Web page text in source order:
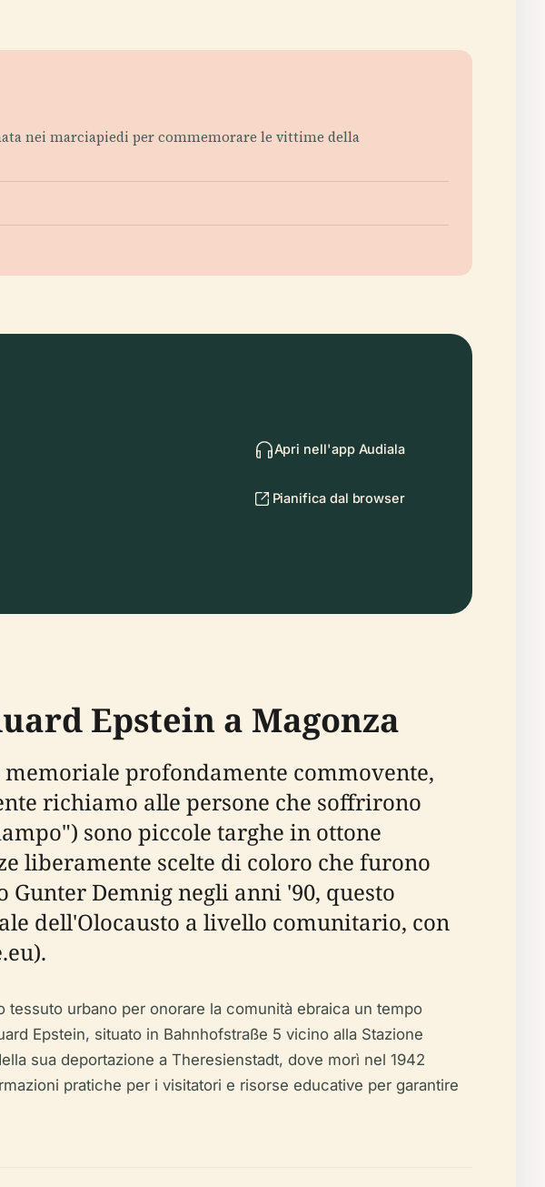
nei marciapiedi per commemorare le vittime della
Apri nell'app Audiala
Pianifica dal browser
Epstein a Magonza
profondamente commovente,
richiamo alle persone che soffrirono
sono piccole targhe in ottone
liberamente scelte di coloro che furono
Demnig negli anni '90, questo
dell'Olocausto a livello comunitario, con
urbano per onorare la comunità ebraica un tempo
Epstein, situato in Bahnhofstraße 5 vicino alla Stazione
sua deportazione a Theresienstadt, dove morì nel 1942
pratiche per i visitatori e risorse educative per garantire